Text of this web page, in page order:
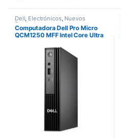
Dell, Electrónicos, Nuevos
Productos
Computadora Dell Pro Micro
QCM1250 MFF Intel Core Ultra
Windows 11 Pro